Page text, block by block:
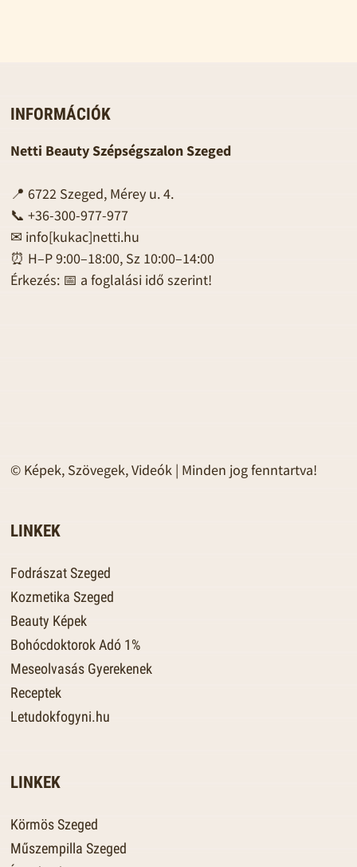
INFORMÁCIÓK
Netti Beauty Szépségszalon Szeged
📍 6722 Szeged, Mérey u. 4.
📞 +36-300-977-977
✉ info[kukac]netti.hu
⏰ H–P 9:00–18:00, Sz 10:00–14:00
Érkezés: 📅 a foglalási idő szerint!
© Képek, Szövegek, Videók | Minden jog fenntartva!
LINKEK
Fodrászat Szeged
Kozmetika Szeged
Beauty Képek
Bohócdoktorok Adó 1%
Meseolvasás Gyerekenek
Receptek
Letudokfogyni.hu
LINKEK
Körmös Szeged
Műszempilla Szeged